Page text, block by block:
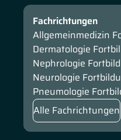
Fachrichtungen
Allgemeinmedizin
Dermatologie
Nephrologie
Neurologie
Pneumologie
Alle Fachrichtungen